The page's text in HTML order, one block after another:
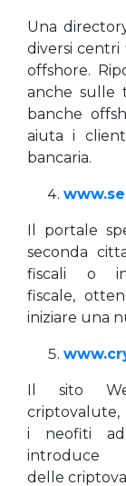
Una
diversi centri
offshore.
anche sulle
banche
aiuta i
bancaria.
Il portale
seconda
fiscali o
fiscale,
iniziare una
Il sito
i neofiti
introduce
delle